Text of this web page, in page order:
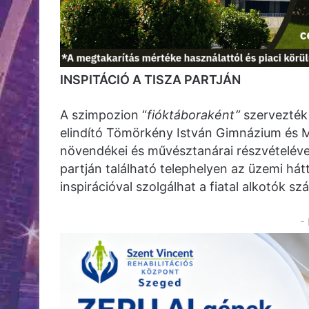
INSPITÁCIÓ A TISZA PARTJÁN
A szimpozion “fióktáboraként”
elindító Tömörkény István Gimnázium és
növendékei és művésztanárai
partján található telephelyen az üzemi
inspirációval szolgálhat a fiatal alkotók
-